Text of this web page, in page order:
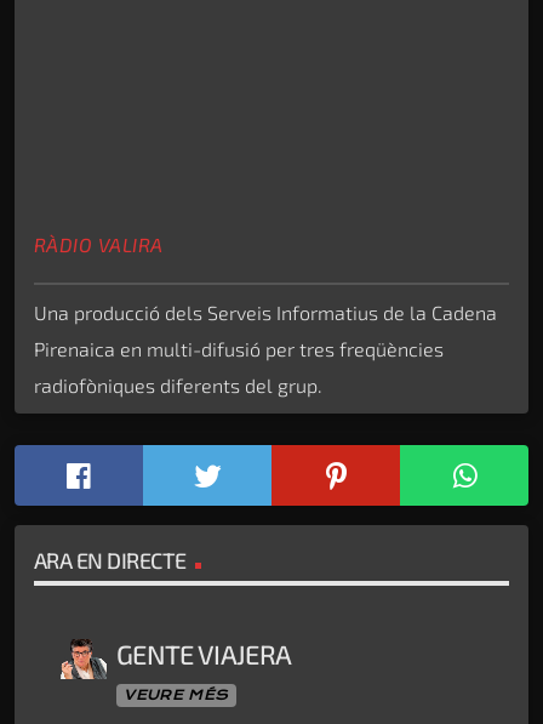
RÀDIO VALIRA
Una producció dels Serveis Informatius de la Cadena
Pirenaica en multi-difusió per tres freqüències
radiofòniques diferents del grup.
ARA EN DIRECTE
GENTE VIAJERA
VEURE MÉS